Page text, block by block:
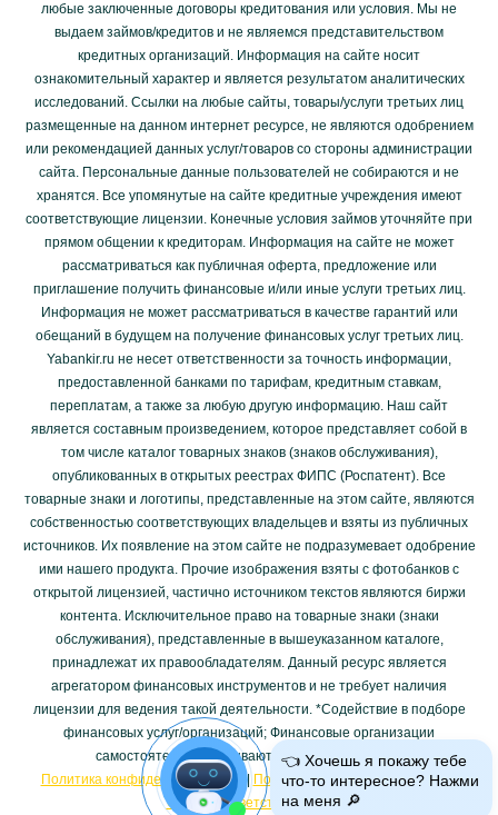
любые заключенные договоры кредитования или условия. Мы не
выдаем займов/кредитов и не являемся представительством
кредитных организаций. Информация на сайте носит
ознакомительный характер и является результатом аналитических
исследований. Ссылки на любые сайты, товары/услуги третьих лиц
размещенные на данном интернет ресурсе, не являются одобрением
или рекомендацией данных услуг/товаров со стороны администрации
сайта. Персональные данные пользователей не собираются и не
хранятся. Все упомянутые на сайте кредитные учреждения имеют
соответствующие лицензии. Конечные условия займов уточняйте при
прямом общении к кредиторам. Информация на сайте не может
рассматриваться как публичная оферта, предложение или
приглашение получить финансовые и/или иные услуги третьих лиц.
Информация не может рассматриваться в качестве гарантий или
обещаний в будущем на получение финансовых услуг третьих лиц.
Yabankir.ru не несет ответственности за точность информации,
предоставленной банками по тарифам, кредитным ставкам,
переплатам, а также за любую другую информацию. Наш сайт
является составным произведением, которое представляет собой в
том числе каталог товарных знаков (знаков обслуживания),
опубликованных в открытых реестрах ФИПС (Роспатент). Все
товарные знаки и логотипы, представленные на этом сайте, являются
собственностью соответствующих владельцев и взяты из публичных
источников. Их появление на этом сайте не подразумевает одобрение
ими нашего продукта. Прочие изображения взяты с фотобанков с
открытой лицензией, частично источником текстов являются биржи
контента. Исключительное право на товарные знаки (знаки
обслуживания), представленные в вышеуказанном каталоге,
принадлежат их правообладателям. Данный ресурс является
агрегатором финансовых инструментов и не требует наличия
лицензии для ведения такой деятельности. *Cодействие в подборе
финансовых услуг/организаций; Финансовые организации
самостоятельно оказывают финансовые услуги.
Политика конфиденциальности | Пользовательское соглашение|
Отказ от ответственности
👈 Хочешь я покажу тебе
что-то интересное? Нажми
на меня 🔎